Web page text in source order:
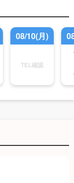
08/10(月)
TEL確認